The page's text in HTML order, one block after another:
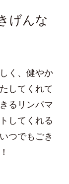
げんな
く、健やか
してくれて
るリンパマ
してくれる
つでもごき